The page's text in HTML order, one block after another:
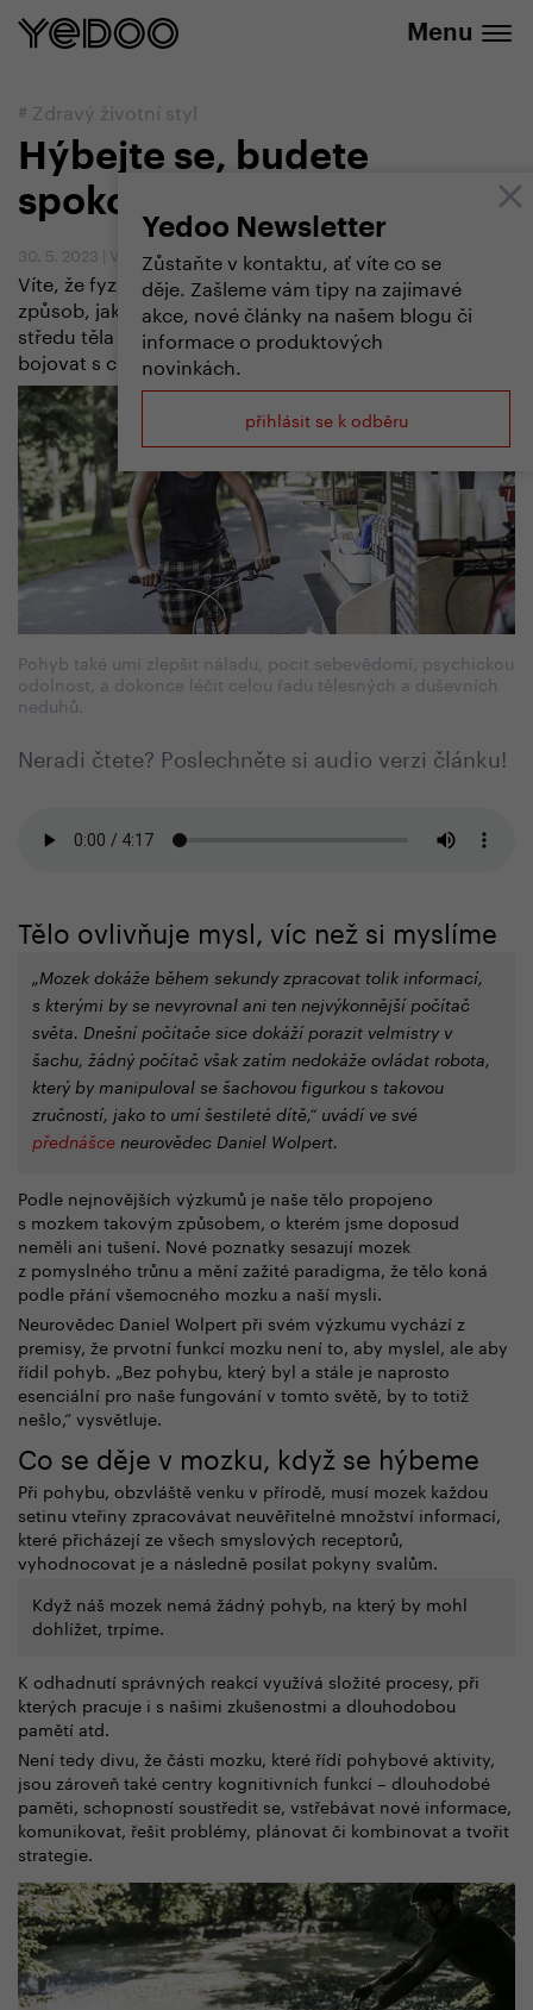
Menu
Yedoo Newsletter
Zůstaňte v kontaktu, ať víte co se
děje. Zašleme vám tipy na zajímavé
akce, nové články na našem blogu či
informace o produktových
novinkách.
přihlásit se k odběru
# Zdravý životní styl
Hýbejte se, budete
spokojenější a úspěšnější
30. 5. 2023 | Vendula Kosíková
Víte, že fyzická aktivita dokáže zvýšit naše IQ a změnit
způsob, jakým přemýšlíme a cítíme? Že posilování
středu těla snižuje úzkost a lehký strečink dokáže
bojovat s chronickým zánětem i mentální ztuhlostí?
Pohyb také umí zlepšit náladu, pocit sebevědomí, psychickou
odolnost, a dokonce léčit celou řadu tělesných a duševních
neduhů.
Neradi čtete? Poslechněte si audio verzi článku!
Tělo ovlivňuje mysl, víc než si myslíme
„Mozek dokáže během sekundy zpracovat tolik informací,
s kterými by se nevyrovnal ani ten nejvýkonnější počítač
světa. Dnešní počítače sice dokáží porazit velmistry v
šachu, žádný počítač však zatím nedokáže ovládat robota,
který by manipuloval se šachovou figurkou s takovou
zručností, jako to umí šestileté dítě,“ uvádí ve své
přednášce neurovědec Daniel Wolpert.
Podle nejnovějších výzkumů je naše tělo propojeno
s mozkem takovým způsobem, o kterém jsme doposud
neměli ani tušení. Nové poznatky sesazují mozek
z pomyslného trůnu a mění zažité paradigma, že tělo koná
podle přání všemocného mozku a naší mysli.
Neurovědec Daniel Wolpert při svém výzkumu vychází z
premisy, že prvotní funkcí mozku není to, aby myslel, ale aby
řídil pohyb. „Bez pohybu, který byl a stále je naprosto
esenciální pro naše fungování v tomto světě, by to totiž
nešlo,“ vysvětluje.
Co se děje v mozku, když se hýbeme
Při pohybu, obzvláště venku v přírodě, musí mozek každou
setinu vteřiny zpracovávat neuvěřitelné množství informací,
které přicházejí ze všech smyslových receptorů,
vyhodnocovat je a následně posílat pokyny svalům.
Když náš mozek nemá žádný pohyb, na který by mohl
dohlížet, trpíme.
K odhadnutí správných reakcí využívá složité procesy, při
kterých pracuje i s našimi zkušenostmi a dlouhodobou
pamětí atd.
Není tedy divu, že části mozku, které řídí pohybové aktivity,
jsou zároveň také centry kognitivních funkcí– dlouhodobé
paměti, schopností soustředit se, vstřebávat nové informace,
komunikovat, řešit problémy, plánovat či kombinovat a tvořit
strategie.